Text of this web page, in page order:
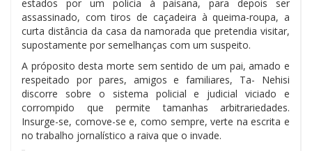
estados por um policia à paisana, para depois ser
assassinado, com tiros de caçadeira à queima-roupa, a
curta distância da casa da namorada que pretendia visitar,
supostamente por semelhanças com um suspeito.
A próposito desta morte sem sentido de um pai, amado e
respeitado por pares, amigos e familiares, Ta- Nehisi
discorre sobre o sistema policial e judicial viciado e
corrompido que permite tamanhas arbitrariedades.
Insurge-se, comove-se e, como sempre, verte na escrita e
no trabalho jornalístico a raiva que o invade.